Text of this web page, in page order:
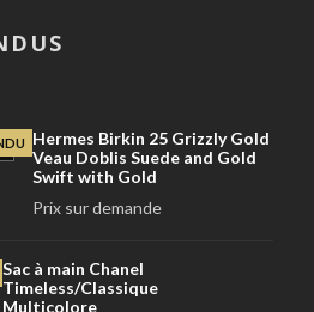
Hermes Birkin 25 Grizzly Gold
Veau Doblis Suede and Gold
Swift with Gold
Prix sur demande
Sac à main Chanel
Timeless/Classique
Multicolore